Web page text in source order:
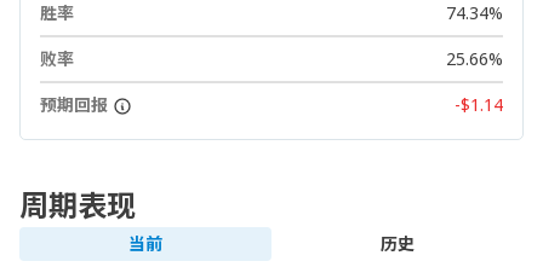
胜率
74.34%
败率
25.66%
预期回报
-$1.14
周期表现
当前 历史